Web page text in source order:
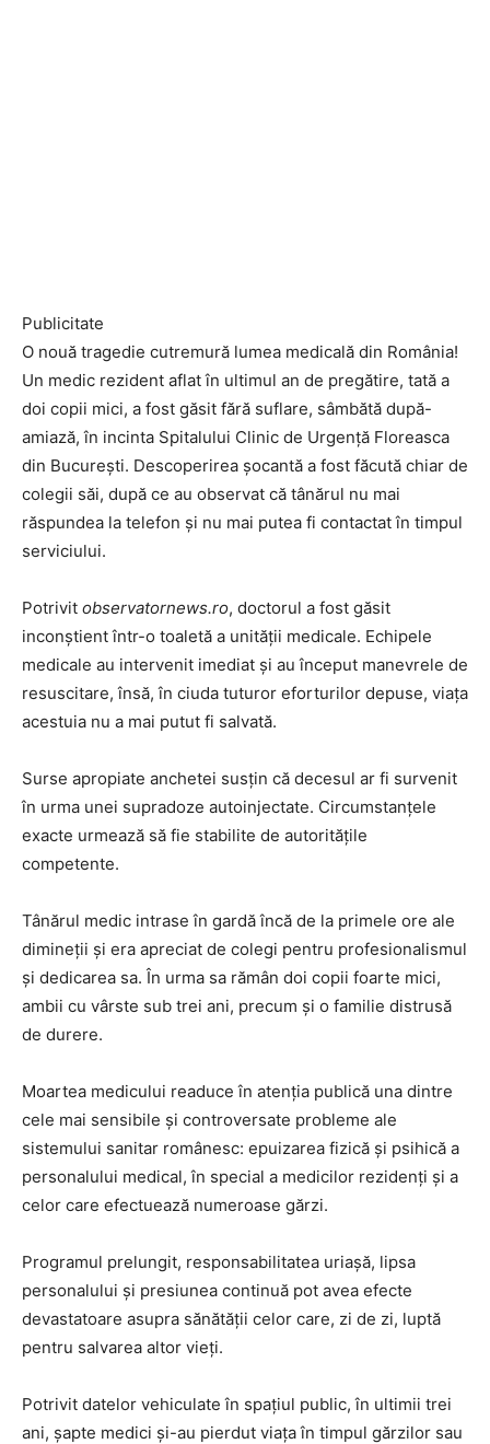
Publicitate
O nouă tragedie cutremură lumea medicală din România!
Un medic rezident aflat în ultimul an de pregătire, tată a
doi copii mici, a fost găsit fără suflare, sâmbătă după-
amiază, în incinta Spitalului Clinic de Urgență Floreasca
din București. Descoperirea șocantă a fost făcută chiar de
colegii săi, după ce au observat că tânărul nu mai
răspundea la telefon și nu mai putea fi contactat în timpul
serviciului.
Potrivit observatornews.ro, doctorul a fost găsit
inconștient într-o toaletă a unității medicale. Echipele
medicale au intervenit imediat și au început manevrele de
resuscitare, însă, în ciuda tuturor eforturilor depuse, viața
acestuia nu a mai putut fi salvată.
Surse apropiate anchetei susțin că decesul ar fi survenit
în urma unei supradoze autoinjectate. Circumstanțele
exacte urmează să fie stabilite de autoritățile
competente.
Tânărul medic intrase în gardă încă de la primele ore ale
dimineții și era apreciat de colegi pentru profesionalismul
și dedicarea sa. În urma sa rămân doi copii foarte mici,
ambii cu vârste sub trei ani, precum și o familie distrusă
de durere.
Moartea medicului readuce în atenția publică una dintre
cele mai sensibile și controversate probleme ale
sistemului sanitar românesc: epuizarea fizică și psihică a
personalului medical, în special a medicilor rezidenți și a
celor care efectuează numeroase gărzi.
Programul prelungit, responsabilitatea uriașă, lipsa
personalului și presiunea continuă pot avea efecte
devastatoare asupra sănătății celor care, zi de zi, luptă
pentru salvarea altor vieți.
Potrivit datelor vehiculate în spațiul public, în ultimii trei
ani, șapte medici și-au pierdut viața în timpul gărzilor sau